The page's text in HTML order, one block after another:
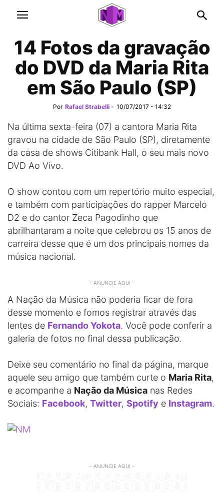
14 Fotos da gravação
do DVD da Maria Rita
em São Paulo (SP)
Por Rafael Strabelli - 10/07/2017 - 14:32
Na última sexta-feira (07) a cantora Maria Rita
gravou na cidade de São Paulo (SP), diretamente
da casa de shows Citibank Hall, o seu mais novo
DVD Ao Vivo.
O show contou com um repertório muito especial,
e também com participações do rapper Marcelo
D2 e do cantor Zeca Pagodinho que
abrilhantaram a noite que celebrou os 15 anos de
carreira desse que é um dos principais nomes da
música nacional.
- ANUNCIE AQUI -
A Nação da Música não poderia ficar de fora
desse momento e fomos registrar através das
lentes de Fernando Yokota. Você pode conferir a
galeria de fotos no final dessa publicação.
Deixe seu comentário no final da página, marque
aquele seu amigo que também curte o Maria Rita,
e acompanhe a Nação da Música nas Redes
Sociais: Facebook, Twitter, Spotify e Instagram.
- ANUNCIE AQUI -